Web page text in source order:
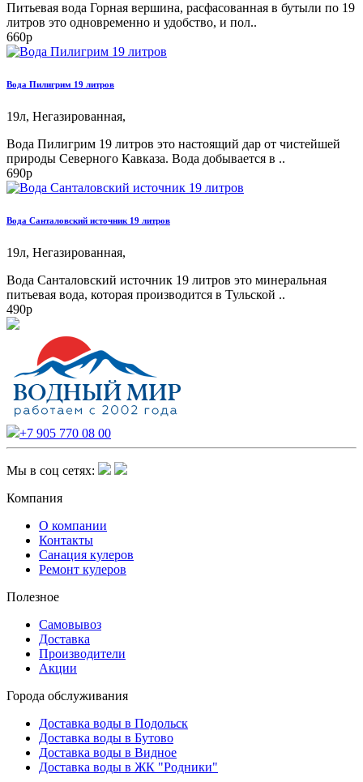
Питьевая вода Горная вершина, расфасованная в бутыли по 19
литров это одновременно и удобство, и пол..
660р
Вода Пилигрим 19 литров
19л, Негазированная,
Вода Пилигрим 19 литров это настоящий дар от чистейшей
природы Северного Кавказа. Вода добывается в ..
690р
Вода Санталовский источник 19 литров
19л, Негазированная,
Вода Санталовский источник 19 литров это минеральная
питьевая вода, которая производится в Тульской ..
490р
+7 905 770 08 00
Мы в соц сетях:
Компания
О компании
Контакты
Санация кулеров
Ремонт кулеров
Полезное
Самовывоз
Доставка
Производители
Акции
Города обслуживания
Доставка воды в Подольск
Доставка воды в Бутово
Доставка воды в Видное
Доставка воды в ЖК "Родники"